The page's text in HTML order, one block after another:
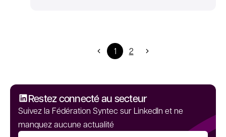
1 2
Restez connecté au secteur
Suivez la Fédération Syntec sur LinkedIn et ne
manquez aucune actualité